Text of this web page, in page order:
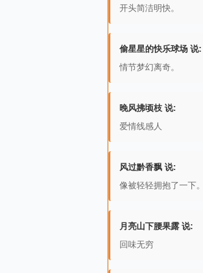
开头简洁明快。
偷星星的快乐球场 说:
情节梦幻离奇。
晚风拂顷枝 说:
爱情线感人
风过黔香飘 说:
像被轻轻拥抱了一下
月亮山下腰果露 说:
回味无穷